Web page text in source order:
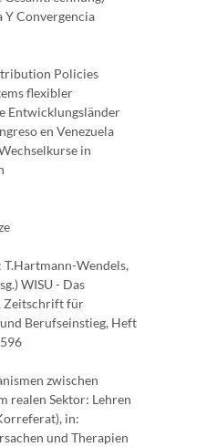
Y Convergencia
Policies
flexibler
Entwicklungsländer
en Venezuela
in
T.Hartmann-Wendels,
WISU - Das
Zeitschrift für
Berufseinstieg, Heft
zwischen
realen Sektor: Lehren
in:
und Therapien